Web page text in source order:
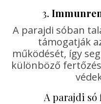
3.
A parajdi sóban
támogatják
működését, így
különböző
A parajdi só